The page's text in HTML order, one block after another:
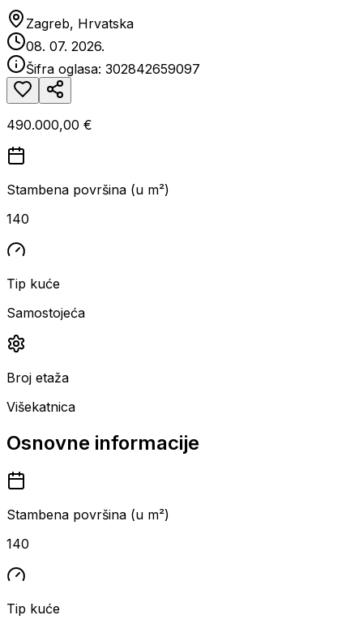
Zagreb, Hrvatska
08. 07. 2026.
Šifra oglasa: 302842659097
490.000,00 €
Stambena površina (u m²)
140
Tip kuće
Samostojeća
Broj etaža
Višekatnica
Osnovne informacije
Stambena površina (u m²)
140
Tip kuće